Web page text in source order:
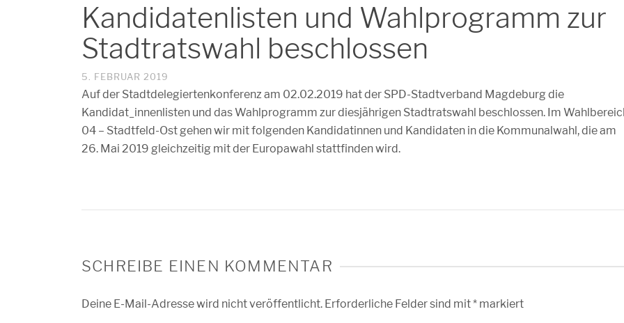
Kandidatenlisten und Wahlprogramm zur
Stadtratswahl beschlossen
5. FEBRUAR 2019
Auf der Stadtdelegiertenkonferenz am 02.02.2019 hat der SPD-Stadtverband Magdeburg die
Kandidat_innenlisten und das Wahlprogramm zur diesjährigen Stadtratswahl beschlossen. Im
04 – Stadtfeld-Ost gehen wir mit folgenden Kandidatinnen und Kandidaten in die Kommunalwahl, die am
26. Mai 2019 gleichzeitig mit der Europawahl stattfinden wird.
SCHREIBE EINEN KOMMENTAR
Deine E-Mail-Adresse wird nicht veröffentlicht. Erforderliche Felder sind mit* markiert